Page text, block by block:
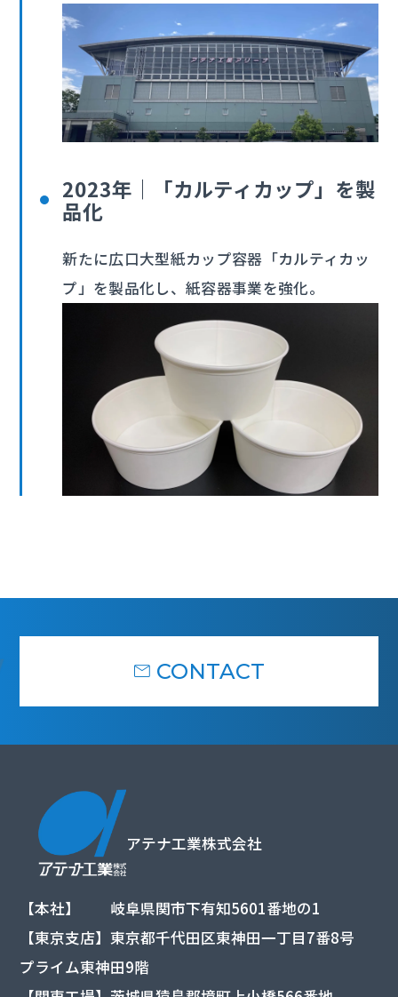
2023年｜「カルティカップ」を製
品化
新たに広口大型紙カップ容器「カルティカッ
プ」を製品化し、紙容器事業を強化。
CONTACT
アテナ工業株式会社
【本社】 岐阜県関市下有知5601番地の1
【東京支店】東京都千代田区東神田一丁目7番8号
プライム東神田9階